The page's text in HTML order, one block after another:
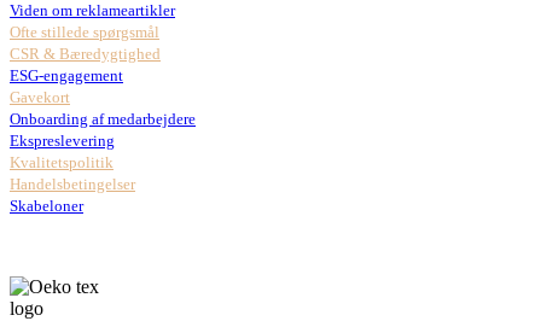
Viden om reklameartikler
Ofte stillede spørgsmål
CSR & Bæredygtighed
ESG-engagement
Gavekort
Onboarding af medarbejdere
Ekspreslevering
Kvalitetspolitik
Handelsbetingelser
Skabeloner